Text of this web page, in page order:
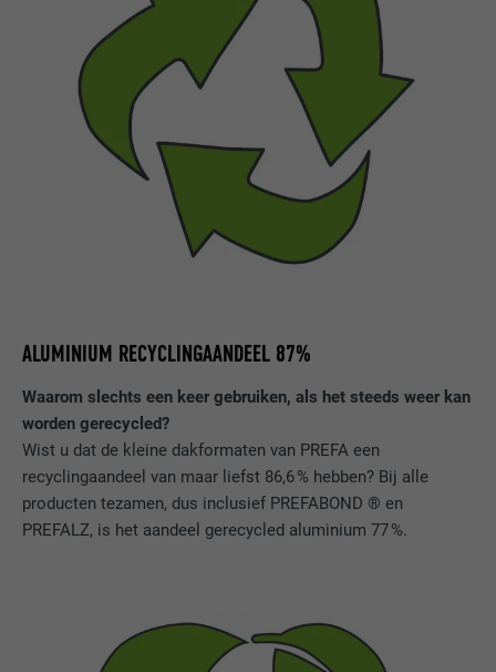
ALUMINIUM RECYCLINGAANDEEL 87%
Waarom slechts een keer gebruiken, als het steeds weer kan
worden gerecycled?
Wist u dat de kleine dakformaten van PREFA een
recyclingaandeel van maar liefst 86,6 % hebben? Bij alle
producten tezamen, dus inclusief PREFABOND ® en
PREFALZ, is het aandeel gerecycled aluminium 77 %.